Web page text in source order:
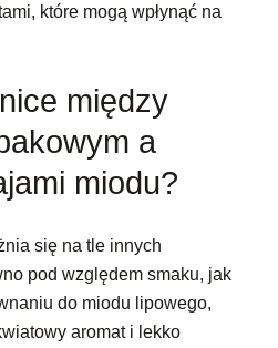
które mogą wpłynąć na
między
a
miodu?
się na tle innych
pod względem smaku, jak
do miodu lipowego,
aromat i lekko